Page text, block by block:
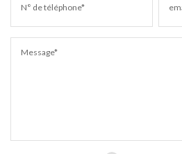
N° de téléphone*
Message*